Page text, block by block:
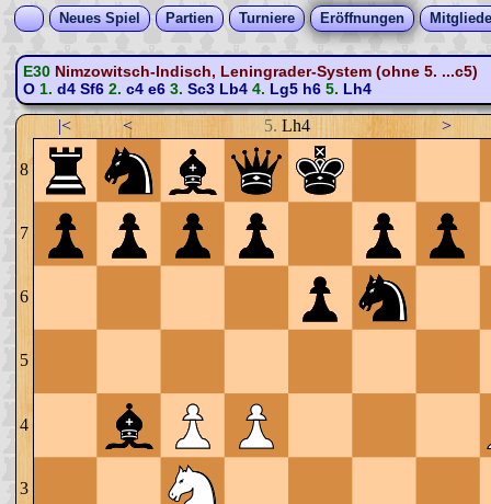
Neues Spiel Partien Turniere Eröffnungen
E30 Nimzowitsch-Indisch, Leningrader-System (ohne 5. ...c5)
O1. d4 Sf62. c4 e63. Sc3 Lb44. Lg5 h65. Lh4
|< < 5. Lh4 >
8
7
6
5
4
3